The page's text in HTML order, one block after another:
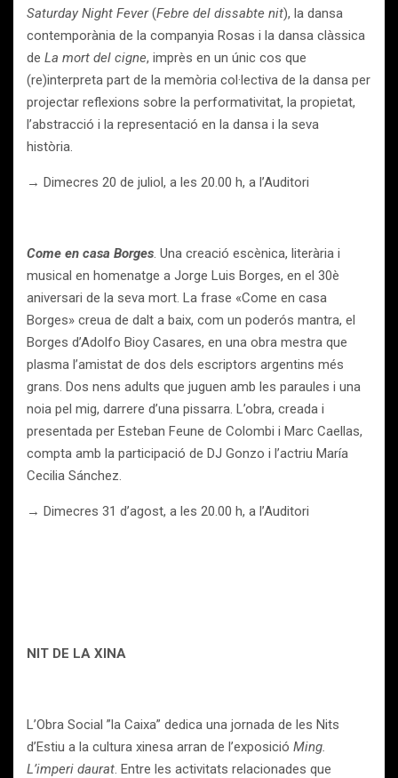
Saturday Night Fever(Febre del dissabte nit), la dansa
contemporània de la companyia Rosas i la dansa clàssica
de La mort del cigne, imprès en un únic cos que
(re)interpreta part de la memòria col·lectiva de la dansa per
projectar reflexions sobre la performativitat, la propietat,
l’abstracció i la representació en la dansa i la seva
història.
→ Dimecres 20 de juliol, a les 20.00 h, a l’Auditori
Come en casa Borges. Una creació escènica, literària i
musical en homenatge a Jorge Luis Borges, en el 30è
aniversari de la seva mort. La frase «Come en casa
Borges» creua de dalt a baix, com un poderós mantra, el
Borges d’Adolfo Bioy Casares, en una obra mestra que
plasma l’amistat de dos dels escriptors argentins més
grans. Dos nens adults que juguen amb les paraules i una
noia pel mig, darrere d’una pissarra. L’obra, creada i
presentada per Esteban Feune de Colombi i Marc Caellas,
compta amb la participació de DJ Gonzo i l’actriu María
Cecilia Sánchez.
→ Dimecres 31 d’agost, a les 20.00 h, a l’Auditori
NIT DE LA XINA
L’Obra Social ”la Caixa” dedica una jornada de les Nits
d’Estiu a la cultura xinesa arran de l’exposició Ming.
L’imperi daurat. Entre les activitats relacionades que